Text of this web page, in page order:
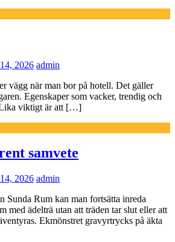
2026 admin
vägg när man bor på hotell. Det gäller
Egenskaper som vacker, trendig och
viktigt är att […]
samvete
2026 admin
Sunda Rum kan man fortsätta inreda
med ädelträ utan att träden tar slut eller att
Ekmönstret gravyrtrycks på äkta